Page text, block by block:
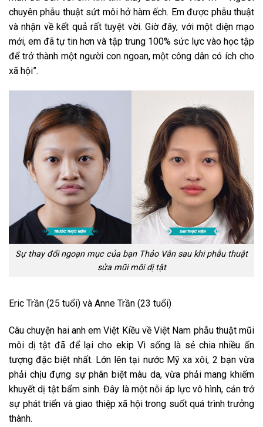
chuyên phẫu thuật sứt môi hở hàm ếch. Em được phẫu thuật
và nhận về kết quả rất tuyệt vời. Giờ đây, với một diện mạo
mới, em đã tự tin hơn và tập trung 100% sức lực vào học tập
để trở thành một người con ngoan, một công dân có ích cho
xã hội”.
Sự thay đổi ngoạn mục của bạn Thảo Vân sau khi phẫu thuật
sửa mũi môi dị tật
Eric Trần (25 tuổi) và Anne Trần (23 tuổi)
Câu chuyện hai anh em Việt Kiều về Việt Nam phẫu thuật mũi
môi dị tật đã để lại cho ekip Vì sống là sẻ chia nhiều ấn
tượng đặc biệt nhất. Lớn lên tại nước Mỹ xa xôi, 2 bạn vừa
phải chịu đựng sự phân biệt màu da, vừa phải mang khiếm
khuyết dị tật bẩm sinh. Đây là một nỗi áp lực vô hình, cản trở
sự phát triển và giao thiệp xã hội trong suốt quá trình trưởng
thành.